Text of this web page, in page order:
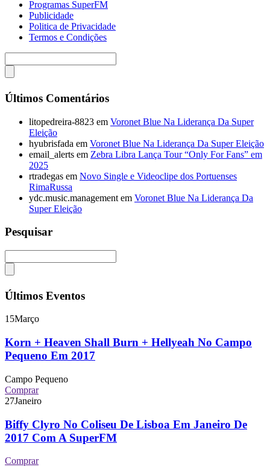
Programas SuperFM
Publicidade
Politica de Privacidade
Termos e Condições
Últimos Comentários
litopedreira-8823 em Voronet Blue Na Liderança Da Super
Eleição
hyubrisfada em Voronet Blue Na Liderança Da Super Eleição
email_alerts em Zebra Libra Lança Tour “Only For Fans” em
2025
rtradegas em Novo Single e Videoclipe dos Portuenses
RimaRussa
ydc.music.management em Voronet Blue Na Liderança Da
Super Eleição
Pesquisar
Últimos Eventos
15Março
Korn + Heaven Shall Burn + Hellyeah No Campo
Pequeno Em 2017
Campo Pequeno
Comprar
27Janeiro
Biffy Clyro No Coliseu De Lisboa Em Janeiro De
2017 Com A SuperFM
Comprar